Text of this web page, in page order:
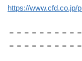
https://www.cfd.co.jp/
－－－－－－－－－
－－－－－－－－－